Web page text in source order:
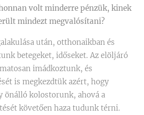
volt minderre pénzük, kinek
mindezt megvalósítani?
után, otthonaikban és
betegeket, időseket. Az elöljáró
imádkoztunk, és
is megkezdtük azért, hogy
önálló kolostorunk, ahová a
követően haza tudunk térni.